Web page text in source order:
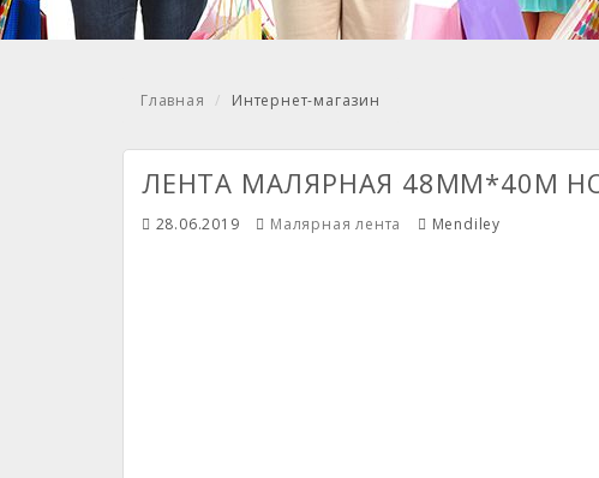
Главная Интернет-магазин
ЛЕНТА МАЛЯРНАЯ 48ММ*40М
28.06.2019 Малярная лента Mendiley